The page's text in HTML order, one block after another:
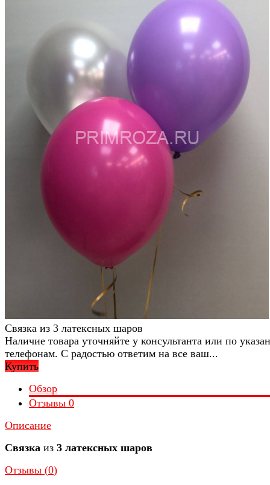
Связка из 3 латексных шаров
Наличие товара уточняйте у консультанта или по
телефонам. С радостью ответим на все ваш...
Купить
Обзор
Отзывы 0
Описание
Связка из 3 латексных шаров
Отзывы (0)